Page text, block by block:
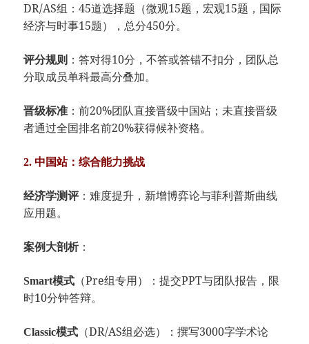
DR/AS组：45道选择题（微观15题，宏观15题，国际
经济与时事15题），总分450分。
​评分规则​ ​：答对得10分，不答或答错不扣分，团队总
分取成员单科最高分叠加。
​晋级标准​ ​：前20%团队直接晋级中国站；未直接晋级
者通过全国排名前20%获得候补资格。
​2. 中国站：综合能力挑战​
​经济学测评​​：难度提升，新增博弈论与菲利普斯曲线
应用题。
​案例大剖析​​：
​Smart模式​ ​（Pre组专用）：提交PPT与团队报告，限
时10分钟答辩。
​Classic模式​ ​（DR/AS组必选）：撰写3000字学术论